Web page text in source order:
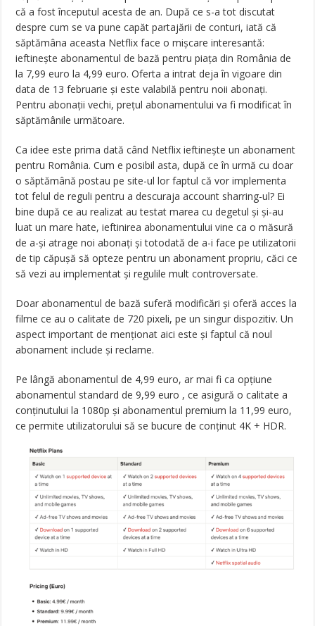
că a fost începutul acesta de an. După ce s-a tot discutat
despre cum se va pune capăt partajării de conturi, iată că
săptămâna aceasta Netflix face o mișcare interesantă:
ieftinește abonamentul de bază pentru piața din România de
la 7,99 euro la 4,99 euro. Oferta a intrat deja în vigoare din
data de 13 februarie și este valabilă pentru noii abonați.
Pentru abonații vechi, prețul abonamentului va fi modificat în
săptămânile următoare.
Ca idee este prima dată când Netflix ieftinește un abonament
pentru România. Cum e posibil asta, după ce în urmă cu doar
o săptămână postau pe site-ul lor faptul că vor implementa
tot felul de reguli pentru a descuraja account sharring-ul? Ei
bine după ce au realizat au testat marea cu degetul și și-au
luat un mare hate, ieftinirea abonamentului vine ca o măsură
de a-și atrage noi abonați și totodată de a-i face pe utilizatorii
de tip căpușă să opteze pentru un abonament propriu, căci ce
să vezi au implementat și regulile mult controversate.
Doar abonamentul de bază suferă modificări și oferă acces la
filme ce au o calitate de 720 pixeli, pe un singur dispozitiv. Un
aspect important de menționat aici este și faptul că noul
abonament include și reclame.
Pe lângă abonamentul de 4,99 euro, ar mai fi ca opțiune
abonamentul standard de 9,99 euro , ce asigură o calitate a
conținutului la 1080p și abonamentul premium la 11,99 euro,
ce permite utilizatorului să se bucure de conținut 4K + HDR.